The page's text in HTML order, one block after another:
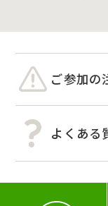
ご参加の
よくある